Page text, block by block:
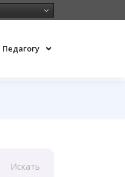
Педагогу
Искать